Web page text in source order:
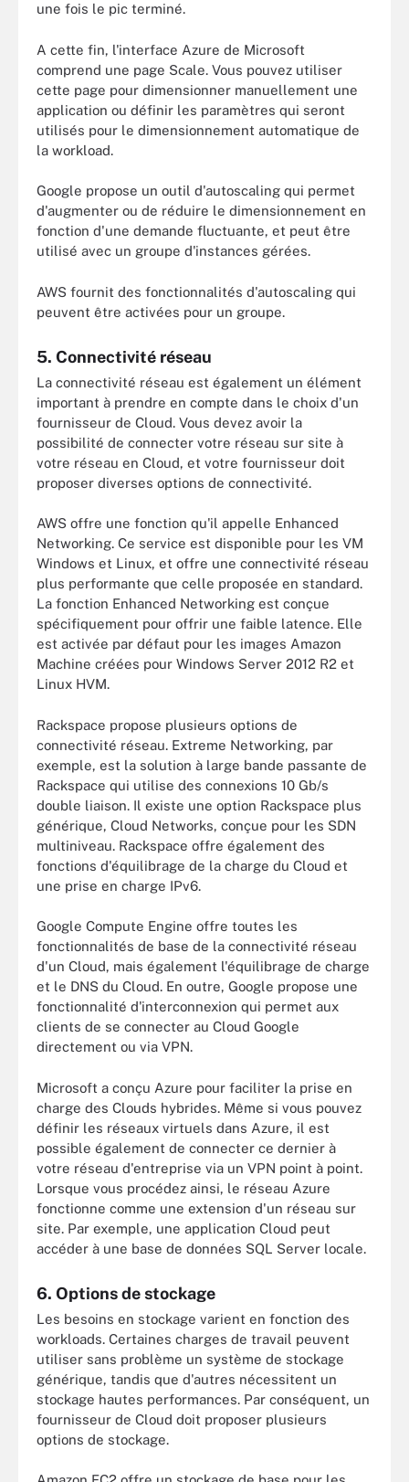
une fois le pic terminé.
A cette fin, l'interface Azure de Microsoft
comprend une page Scale. Vous pouvez utiliser
cette page pour dimensionner manuellement une
application ou définir les paramètres qui seront
utilisés pour le dimensionnement automatique de
la workload.
Google propose un outil d'autoscaling qui permet
d'augmenter ou de réduire le dimensionnement en
fonction d'une demande fluctuante, et peut être
utilisé avec un groupe d'instances gérées.
AWS fournit des fonctionnalités d'autoscaling qui
peuvent être activées pour un groupe.
5. Connectivité réseau
La connectivité réseau est également un élément
important à prendre en compte dans le choix d'un
fournisseur de Cloud. Vous devez avoir la
possibilité de connecter votre réseau sur site à
votre réseau en Cloud, et votre fournisseur doit
proposer diverses options de connectivité.
AWS offre une fonction qu'il appelle Enhanced
Networking. Ce service est disponible pour les VM
Windows et Linux, et offre une connectivité réseau
plus performante que celle proposée en standard.
La fonction Enhanced Networking est conçue
spécifiquement pour offrir une faible latence. Elle
est activée par défaut pour les images Amazon
Machine créées pour Windows Server 2012 R2 et
Linux HVM.
Rackspace propose plusieurs options de
connectivité réseau. Extreme Networking, par
exemple, est la solution à large bande passante de
Rackspace qui utilise des connexions 10 Gb/s
double liaison. Il existe une option Rackspace plus
générique, Cloud Networks, conçue pour les SDN
multiniveau. Rackspace offre également des
fonctions d'équilibrage de la charge du Cloud et
une prise en charge IPv6.
Google Compute Engine offre toutes les
fonctionnalités de base de la connectivité réseau
d'un Cloud, mais également l'équilibrage de charge
et le DNS du Cloud. En outre, Google propose une
fonctionnalité d'interconnexion qui permet aux
clients de se connecter au Cloud Google
directement ou via VPN.
Microsoft a conçu Azure pour faciliter la prise en
charge des Clouds hybrides. Même si vous pouvez
définir les réseaux virtuels dans Azure, il est
possible également de connecter ce dernier à
votre réseau d'entreprise via un VPN point à point.
Lorsque vous procédez ainsi, le réseau Azure
fonctionne comme une extension d'un réseau sur
site. Par exemple, une application Cloud peut
accéder à une base de données SQL Server locale.
6. Options de stockage
Les besoins en stockage varient en fonction des
workloads. Certaines charges de travail peuvent
utiliser sans problème un système de stockage
générique, tandis que d'autres nécessitent un
stockage hautes performances. Par conséquent, un
fournisseur de Cloud doit proposer plusieurs
options de stockage.